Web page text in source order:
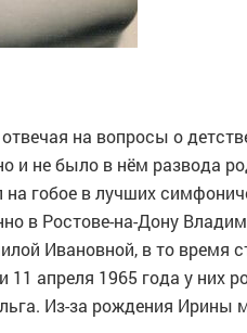
на вопросы о
и не было в нём развода
гобое в лучших
в Ростове-на-Дону
Ивановной, в то время
11 апреля 1965 года у них
Из-за рождения Ирины